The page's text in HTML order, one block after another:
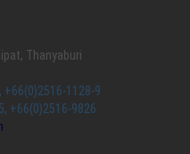
Thanyaburi
+66(0)2516-1128-9
+66(0)2516-9826